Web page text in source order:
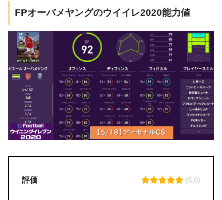
FPオーバメヤングのウイイレ2020能力値
評価 (5.0)